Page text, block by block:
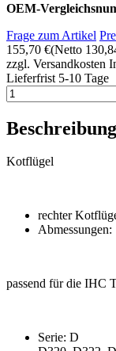
OEM-
Frage zum Artikel
155,70 €(Netto
zzgl. Versandkosten
Lieferfrist 5-10 Tage
Beschreibung
Kotflügel
rechter
passend für die IHC
Serie: D